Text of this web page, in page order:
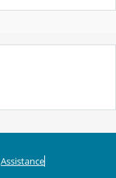
Assistance